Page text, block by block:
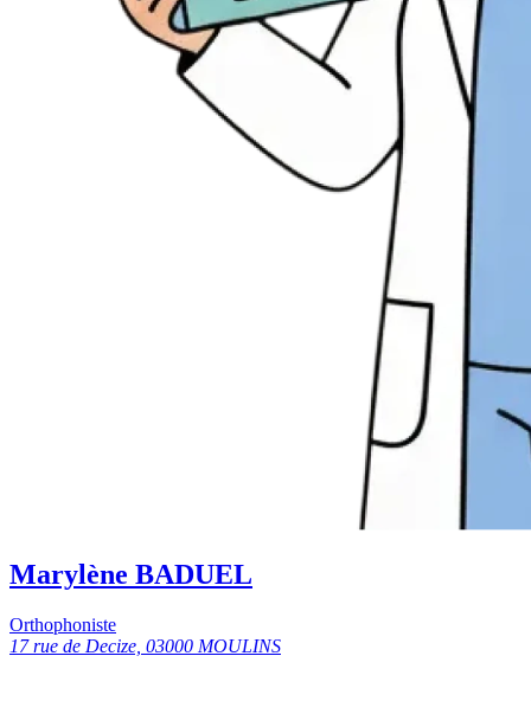
Marylène BADUEL
Orthophoniste
17 rue de Decize, 03000 MOULINS